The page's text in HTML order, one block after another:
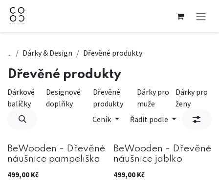
Přejít na obsah
... Dárky & Design Dřevěné produkty
Dřevěné produkty
Dárkové
balíčky
Designové
doplňky
Dřevěné
produkty
Dárky pro
muže
Dárky pro
ženy
Ceník
Řadit podle
BeWooden - Dřevěné
náušnice pampeliška
499,00 Kč
BeWooden - Dřevěné
náušnice jablko
499,00Kč